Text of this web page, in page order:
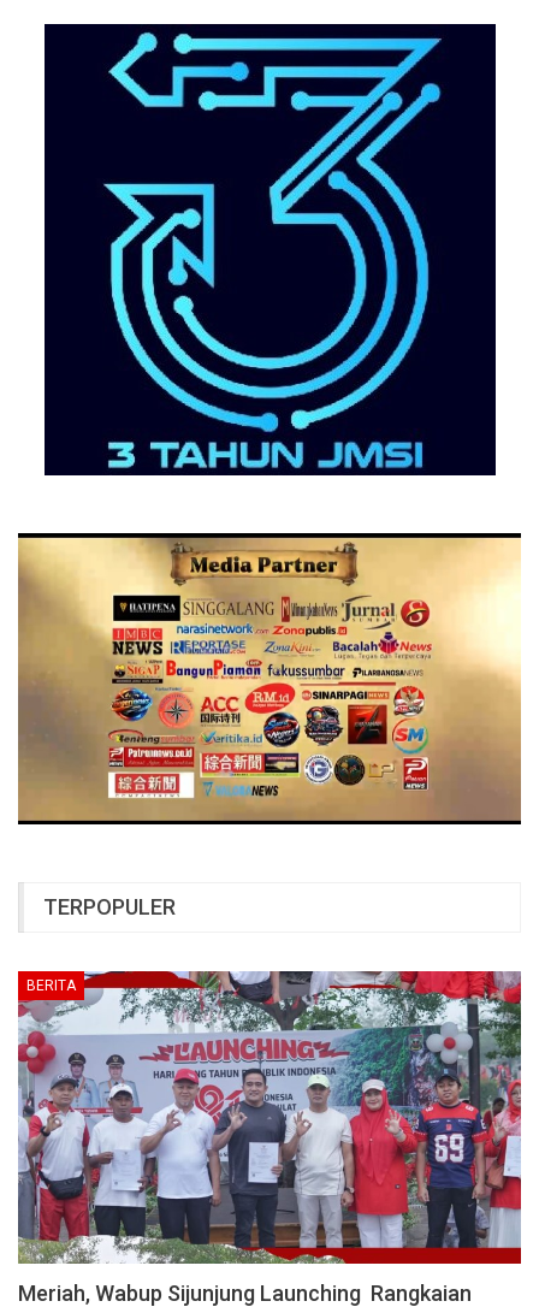
TERPOPULER
BERITA
Meriah, Wabup Sijunjung Launching Rangkaian